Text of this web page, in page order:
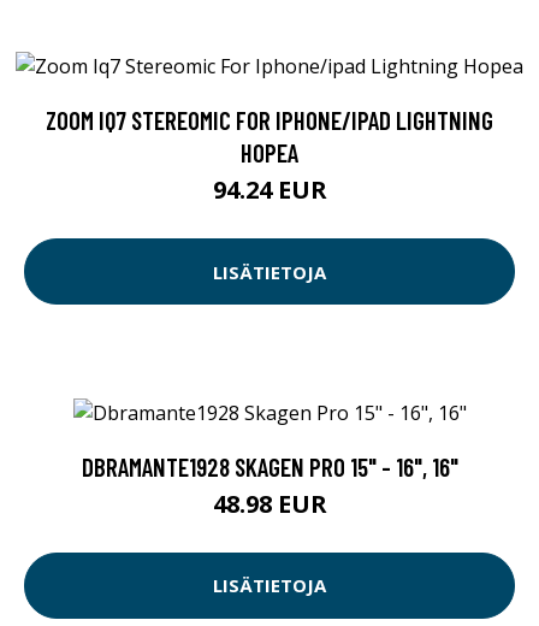
ZOOM IQ7 STEREOMIC FOR IPHONE/IPAD LIGHTNING
HOPEA
94.24 EUR
LISÄTIETOJA
DBRAMANTE1928 SKAGEN PRO 15" - 16", 16"
48.98 EUR
LISÄTIETOJA